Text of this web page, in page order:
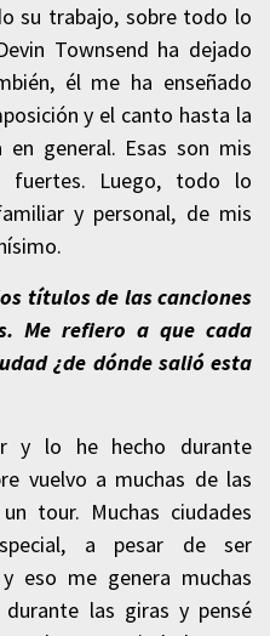
su trabajo, sobre todo lo
Townsend ha dejado
él me ha enseñado
y el canto hasta la
general. Esas son mis
fuertes. Luego, todo lo
y personal, de mis
títulos de las canciones
Me refiero a que cada
¿de dónde salió esta
y lo he hecho durante
vuelvo a muchas de las
tour. Muchas ciudades
a pesar de ser
eso me genera muchas
durante las giras y pensé